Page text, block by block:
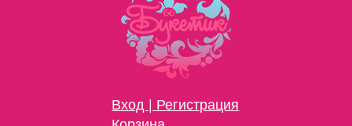
Вход | Регистрация